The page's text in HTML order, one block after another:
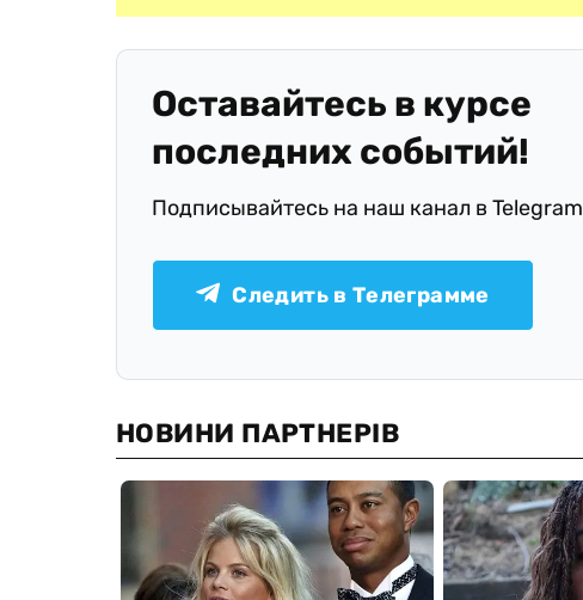
Оставайтесь в курсе
последних событий!
Подписывайтесь на наш канал в Telegram
Следить в Телеграмме